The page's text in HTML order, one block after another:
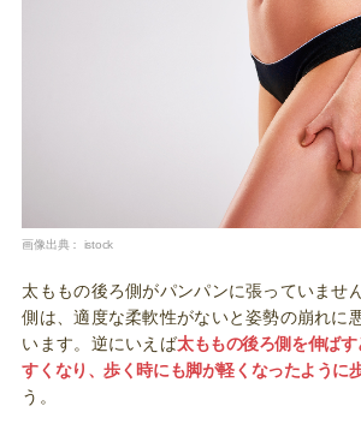
画像出典： istock
太ももの後ろ側がパンパンに張っていませ
側は、適度な柔軟性がないと姿勢の崩れに
います。逆にいえば太ももの後ろ側を伸ば
すくなり、歩く時にも脚が軽くなったように
う。